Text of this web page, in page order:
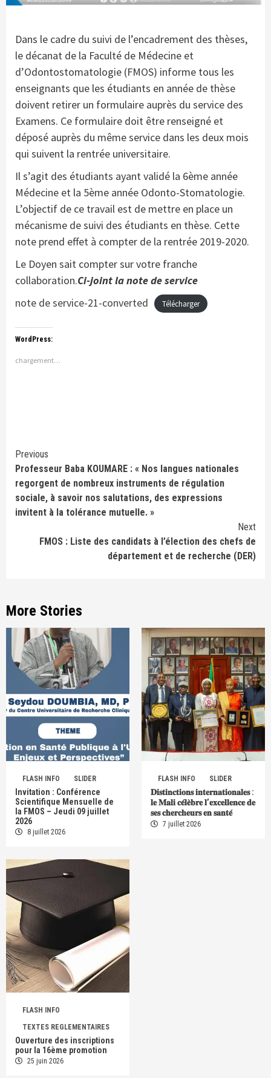
Dans le cadre du suivi de l’encadrement des thèses,
le décanat de la Faculté de Médecine et
d’Odontostomatologie (FMOS) informe tous les
enseignants que les étudiants en année de thèse
doivent retirer un formulaire auprès du service des
Examens. Ce formulaire doit être renseigné et
déposé auprès du même service dans les deux mois
qui suivent la rentrée universitaire.
Il s’agit des étudiants ayant validé la 6ème année
Médecine et la 5ème année Odonto-Stomatologie.
L’objectif de ce travail est de mettre en place un
mécanisme de suivi des étudiants en thèse. Cette
note prend effet à compter de la rentrée 2019-2020.
Le Doyen sait compter sur votre franche
collaboration.Ci-joint la note de service
note de service-21-converted
Télécharger
WordPress:
chargement…
Continue
Reading
Previous
Professeur Baba KOUMARE : « Nos langues nationales
regorgent de nombreux instruments de régulation
sociale, à savoir nos salutations, des expressions
invitent à la tolérance mutuelle. »
Next
FMOS : Liste des candidats à l’élection des chefs de
département et de recherche (DER)
More Stories
FLASH INFO SLIDER
Invitation : Conférence
Scientifique Mensuelle de
la FMOS – Jeudi 09 juillet
2026
8 juillet 2026
FLASH INFO SLIDER
𝐃𝐢𝐬𝐭𝐢𝐧𝐜𝐭𝐢𝐨𝐧𝐬 𝐢𝐧𝐭𝐞𝐫𝐧𝐚𝐭𝐢𝐨𝐧𝐚𝐥𝐞𝐬 :
𝐥𝐞 𝐌𝐚𝐥𝐢 𝐜𝐞́𝐥𝐞̀𝐛𝐫𝐞 𝐥’𝐞𝐱𝐜𝐞𝐥𝐥𝐞𝐧𝐜𝐞 𝐝𝐞
𝐬𝐞𝐬 𝐜𝐡𝐞𝐫𝐜𝐡𝐞𝐮𝐫𝐬 𝐞𝐧 𝐬𝐚𝐧𝐭𝐞́
7 juillet 2026
FLASH INFO
TEXTES REGLEMENTAIRES
Ouverture des inscriptions
pour la 16ème promotion
25 juin 2026